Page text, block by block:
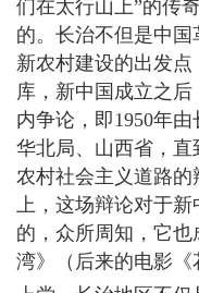
们在太行山上”的传
的。长治不但是中
新农村建设的出发
库，新中国成立之
内争论，即1950年
华北局、山西省，直
农村社会主义道路
上，这场辩论对于
的，众所周知，它
湾》（后来的电影《